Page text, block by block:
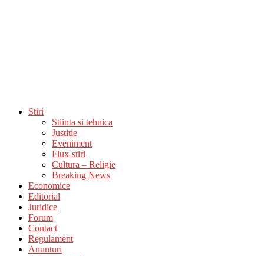
Stiri
Stiinta si tehnica
Justitie
Eveniment
Flux-stiri
Cultura – Religie
Breaking News
Economice
Editorial
Juridice
Forum
Contact
Regulament
Anunturi